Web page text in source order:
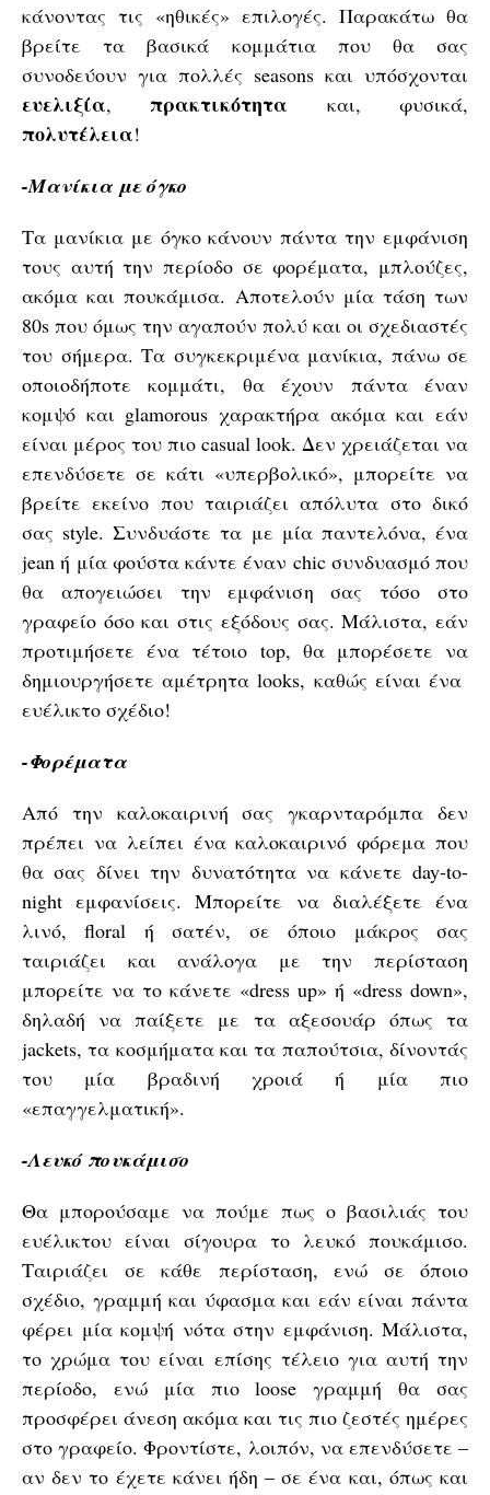
κάνοντας τις «ηθικές» επιλογές. Παρακάτω θα
βρείτε τα βασικά κομμάτια που θα σας
συνοδεύουν για πολλές seasons και υπόσχονται
ευελιξία,πρακτικότητα και, φυσικά,
πολυτέλεια!
-Μανίκια με όγκο
Τα μανίκια με όγκο κάνουν πάντα την εμφάνιση
τους αυτή την περίοδο σε φορέματα, μπλούζες,
ακόμα και πουκάμισα. Αποτελούν μία τάση των
80s που όμως την αγαπούν πολύ και οι σχεδιαστές
του σήμερα. Τα συγκεκριμένα μανίκια, πάνω σε
οποιοδήποτε κομμάτι, θα έχουν πάντα έναν
κομψό και glamorous χαρακτήρα ακόμα και εάν
είναι μέρος του πιο casual look. Δεν χρειάζεται να
επενδύσετε σε κάτι «υπερβολικό», μπορείτε να
βρείτε εκείνο που ταιριάζει απόλυτα στο δικό
σας style. Συνδυάστε τα με μία παντελόνα, ένα
jean ή μία φούστα κάντε έναν chic συνδυασμό που
θα απογειώσει την εμφάνιση σας τόσο στο
γραφείο όσο και στις εξόδους σας. Μάλιστα, εάν
προτιμήσετε ένα τέτοιο top, θα μπορέσετε να
δημιουργήσετε αμέτρητα looks, καθώς είναι ένα
ευέλικτο σχέδιο!
-Φορέματα
Από την καλοκαιρινή σας γκαρνταρόμπα δεν
πρέπει να λείπει ένα καλοκαιρινό φόρεμα που
θα σας δίνει την δυνατότητα να κάνετε day-to-
night εμφανίσεις. Μπορείτε να διαλέξετε ένα
λινό, floral ή σατέν, σε όποιο μάκρος σας
ταιριάζει και ανάλογα με την περίσταση
μπορείτε να το κάνετε «dress up» ή «dress down»,
δηλαδή να παίξετε με τα αξεσουάρ όπως τα
jackets, τα κοσμήματα και τα παπούτσια, δίνοντάς
του μία βραδινή χροιά ή μία πιο
«επαγγελματική».
-Λευκό πουκάμισο
Θα μπορούσαμε να πούμε πως ο βασιλιάς του
ευέλικτου είναι σίγουρα το λευκό πουκάμισο.
Ταιριάζει σε κάθε περίσταση, ενώ σε όποιο
σχέδιο, γραμμή και ύφασμα και εάν είναι πάντα
φέρει μία κομψή νότα στην εμφάνιση. Μάλιστα,
το χρώμα του είναι επίσης τέλειο για αυτή την
περίοδο, ενώ μία πιο loose γραμμή θα σας
προσφέρει άνεση ακόμα και τις πιο ζεστές ημέρες
στο γραφείο. Φροντίστε, λοιπόν, να επενδύσετε –
αν δεν το έχετε κάνει ήδη – σε ένα και, όπως και